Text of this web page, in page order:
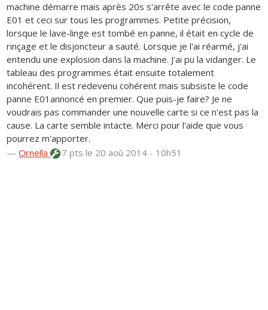
machine démarre mais après 20s s'arrête avec le code panne
E01 et ceci sur tous les programmes. Petite précision,
lorsque le lave-linge est tombé en panne, il était en cycle de
rinçage et le disjoncteur a sauté. Lorsque je l'ai réarmé, j'ai
entendu une explosion dans la machine. J'ai pu la vidanger. Le
tableau des programmes était ensuite totalement
incohérent. Il est redevenu cohérent mais subsiste le code
panne E01annoncé en premier. Que puis-je faire? Je ne
voudrais pas commander une nouvelle carte si ce n'est pas la
cause. La carte semble intacte. Merci pour l'aide que vous
pourrez m'apporter.
—Ornella 7 ptsle 20 aoû 2014 - 10h51